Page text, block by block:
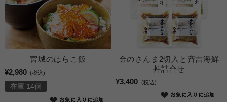
宮城のはらこ飯
¥2,980 (税込)
在庫 14個
金のさんま2切入と斉吉海鮮
丼詰合せ
¥3,400
(税込)